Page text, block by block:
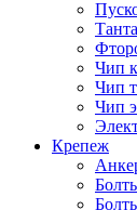
Чип
Чип
Чип
Крепеж